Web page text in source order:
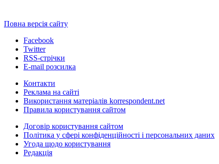
Повна версія сайту
Facebook
Twitter
RSS-стрічки
E-mail розсилка
Контакти
Реклама на сайті
Використання матеріалів korrespondent.net
Правила користування сайтом
Договір користування сайтом
Політика у сфері конфіденційності і персональних даних
Угода щодо користування
Редакція